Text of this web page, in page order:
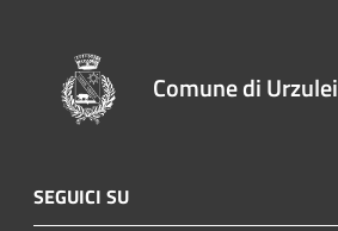
Comune di Urzulei
SEGUICI SU